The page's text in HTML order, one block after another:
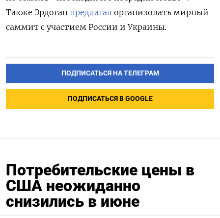
Также Эрдоган предлагал организовать мирный
саммит с участием России и Украины.
ПОДПИСАТЬСЯ НА ТЕЛЕГРАМ
ПОДПИСАТЬСЯ В GOOGLE
Потребительские цены в
США неожиданно
снизились в июне